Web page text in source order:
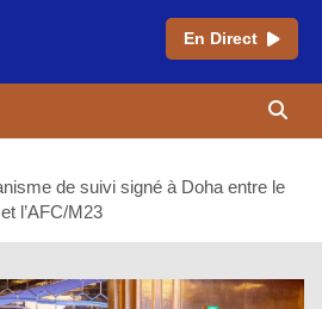
En Direct
de suivi signé à Doha entre le
l’AFC/M23